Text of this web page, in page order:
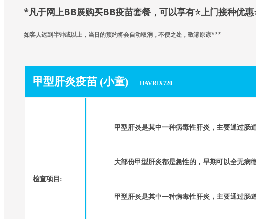
*凡于网上BB展购买BB疫苗套餐，可以享有⭐上门接种优惠
如客人迟到半钟或以上，当日的预约将会自动取消，不便之处，敬请原谅***
甲型肝炎疫苗 (小童) HAVRIX720
检查项目:
甲型肝炎是其中一种病毒性肝炎，主要通过肠
大部份甲型肝炎都是急性的，早期可以全无病
甲型肝炎是其中一种病毒性肝炎，主要通过肠